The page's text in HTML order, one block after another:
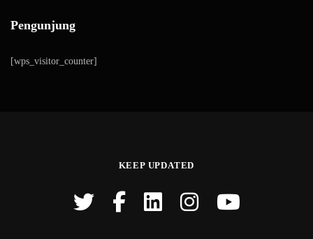
Pengunjung
[wps_visitor_counter]
KEEP UPDATED